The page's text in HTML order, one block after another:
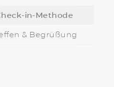
in-Methode
& Begrüßung